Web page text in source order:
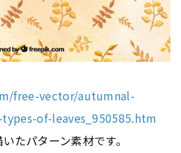
free-vector/autumnal-
of-leaves_950585.htm
たパターン素材です。